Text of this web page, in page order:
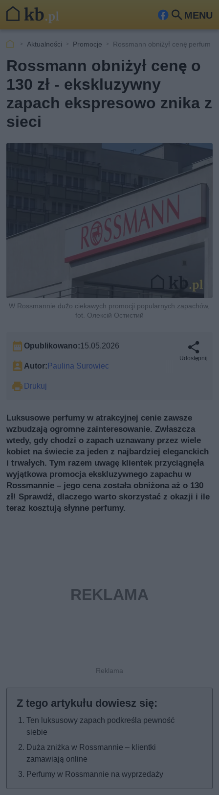
MENU
Fa
ceb
ook
Szu
Aktualności Promocje Rossmann obniżył cenę perfum o
Rossmann obniżył cenę o
130 zł - ekskluzywny
zapach ekspresowo znika z
sieci
W Rossmannie dużo ciekawych promocji popularnych zapachów,
fot. Олексій Остистий
Opublikowano:15.05.2026
Autor:Paulina Surowiec
Drukuj
Udostępnij
Luksusowe perfumy w atrakcyjnej cenie zawsze
wzbudzają ogromne zainteresowanie. Zwłaszcza
wtedy, gdy chodzi o zapach uznawany przez wiele
kobiet na świecie za jeden z najbardziej eleganckich
i trwałych. Tym razem uwagę klientek przyciągnęła
wyjątkowa promocja ekskluzywnego zapachu w
Rossmannie – jego cena została obniżona aż o 130
zł! Sprawdź, dlaczego warto skorzystać z okazji i ile
teraz kosztują słynne perfumy.
Ten luksusowy zapach podkreśla pewność
siebie
Duża zniżka w Rossmannie – klientki
zamawiają online
Perfumy w Rossmannie na wyprzedaży